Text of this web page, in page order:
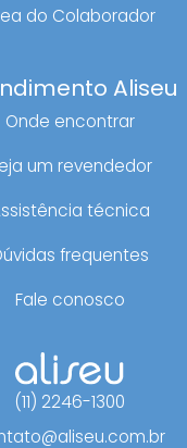
do Colaborador
Aliseu
Onde encontrar
um revendedor
técnica
frequentes
Fale conosco
(11) 2246-1300